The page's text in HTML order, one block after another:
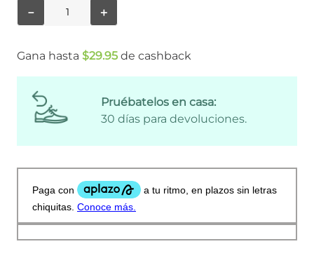
＋
－
Gana hasta $29.95 de cashback
Pruébatelos en casa:
30 días para devoluciones.